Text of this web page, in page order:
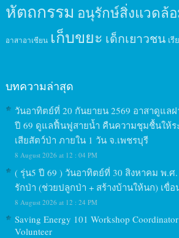
หัตถกรรม อนุรักษ์สิ่งแวดล้
อาสาอาเซียน เก็บขยะ เด็กเยาวชน เ
บทความล่าสุด
วันอาทิตย์ที่ 20 กันยายน 2569 อาสาดูแลฝ
ปี 69 ดูแลฟื้นฟูสายน้ำ คืนความชุมชื้นให้ร
เสียสัตว์ป่า ภายใน 1 วัน จ.เพชรบุรี
8 August 2026 at 12 : 04 PM
( รุ่น5 ปี 69 ) วันอาทิตย์ที่ 30 สิงหาคม พ.ศ
รักป่า (ช่วยปลูกป่า + สร้างบ้านให้นก) เขื่
8 August 2026 at 12 : 24 PM
Saving Energy 101 Workshop
Volunteer